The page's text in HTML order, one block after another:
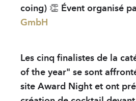
coing) 👏 Évent organisé
GmbH
Les cinq finalistes de la
of the year" se sont
site Award Night et ont